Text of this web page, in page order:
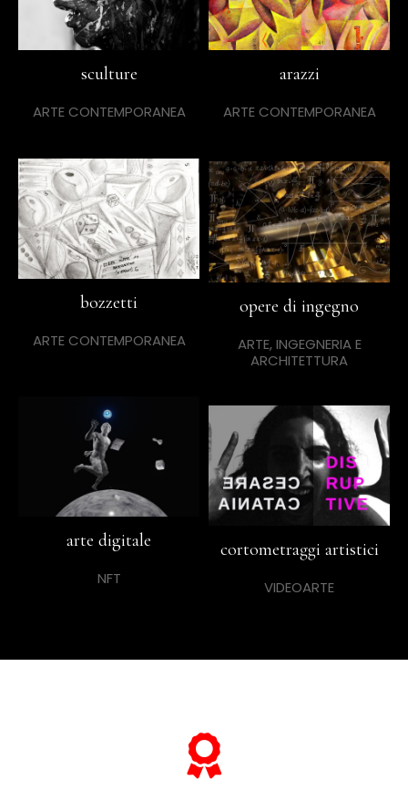
sculture
ARTE CONTEMPORANEA
arazzi
ARTE CONTEMPORANEA
bozzetti
ARTE CONTEMPORANEA
opere di ingegno
ARTE, INGEGNERIA E
ARCHITETTURA
arte digitale
NFT
cortometraggi artistici
VIDEOARTE